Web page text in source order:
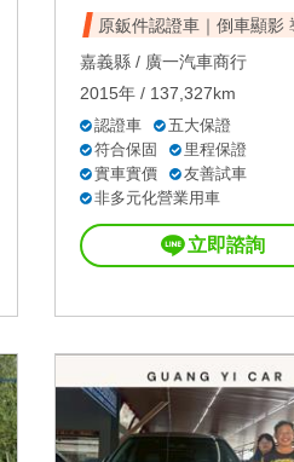
原鈑件認證車｜倒車顯影
嘉義縣 / 廣一汽車商行
2015年 / 137,327km
認證車
五大保證
符合保固
里程保證
實車實價
友善試車
非多元化營業用車
立即諮詢